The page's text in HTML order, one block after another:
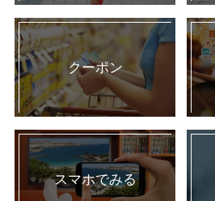
クーポン
スマホでみる